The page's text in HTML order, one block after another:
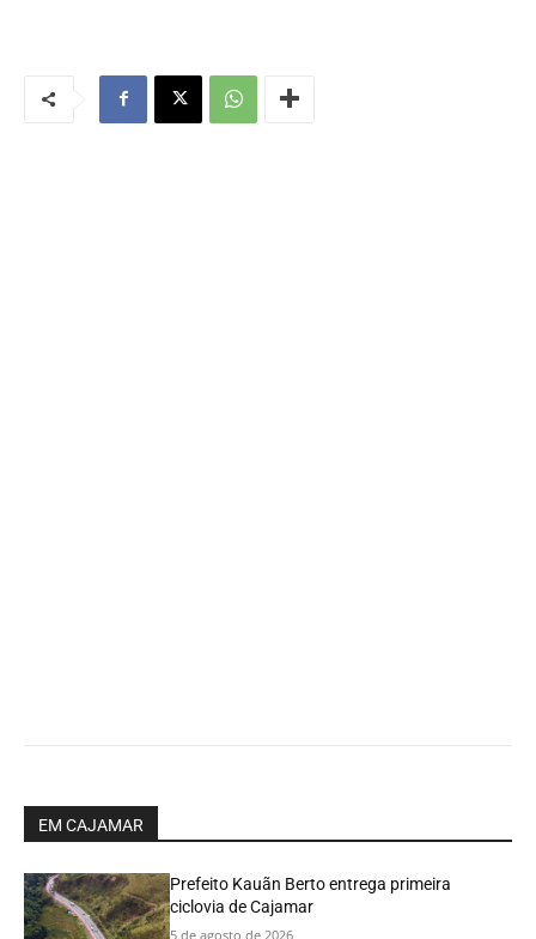
EM CAJAMAR
Prefeito Kauãn Berto entrega primeira
ciclovia de Cajamar
5 de agosto de 2026